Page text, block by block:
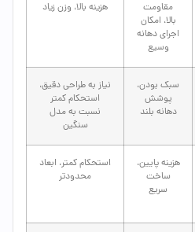
مقاومت
بالا، امکان
اجرای دهانه
وسیع
هزینه بالا، وزن زیاد
سبک بودن،
پوشش
دهانه بلند
نیاز به طراحی دقیق،
استحکام کمتر
نسبت به مدل
سنگین
هزینه پایین،
ساخت
سریع
استحکام کمتر، ابعاد
محدودتر